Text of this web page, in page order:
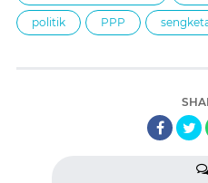
politik PPP